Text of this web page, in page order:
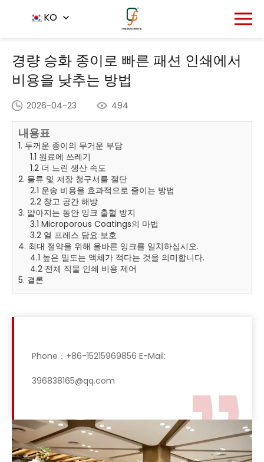
KO
뉴스 센터
경량 승화 종이로 빠른 패션 인쇄에서 비용
경량 승화 종이로 빠른 패션 인쇄에서
비용을 낮추는 방법
2026-04-23 494
내용표
1. 두꺼운 종이의 무거운 부담
1.1 원료에 쓰레기
1.2 더 느린 생산 속도
2. 물류 및 저장 청구서를 절단
2.1 운송 비용을 효과적으로 줄이는 방법
2.2 창고 공간 해방
3. 얇아지는 동안 잉크 출혈 방지
3.1 Microporous Coatings의 마법
3.2 열 프레스 담요 보호
4. 최대 절약을 위해 올바른 잉크를 일치하십시오.
4.1 높은 밀도는 액체가 적다는 것을 의미합니다.
4.2 전체 직물 인쇄 비용 제어
5. 결론
Phone：+86-15215969856 E-Mail:
396838165@qq.com